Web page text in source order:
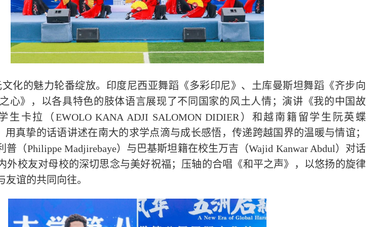
化的魅力轮番绽放。印度尼西亚舞蹈《多彩印尼》、土库曼斯坦舞蹈《齐步向
心》，以各具特色的肢体语言展现了不同国家的风土人情；演讲《我的中国故
卡拉（EWOLO KANA ADJI SALOMON DIDIER）和越南籍留学生阮英蝶
用真挚的话语讲述在南大的求学点滴与成长感悟，传递跨越国界的温暖与情谊；
普（Philippe Madjirebaye）与巴基斯坦籍在校生万吉（Wajid Kanwar Abdul）对话
外校友对母校的深切思念与美好祝福；压轴的合唱《和平之声》，以悠扬的旋律
谊的共同向往。